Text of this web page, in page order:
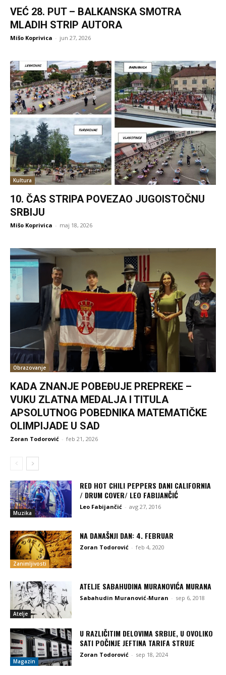
VEĆ 28. PUT – BALKANSKA SMOTRA
MLADIH STRIP AUTORA
Mišo Koprivica - jun 27, 2026
Kultura
10. ČAS STRIPA POVEZAO JUGOISTOČNU
SRBIJU
Mišo Koprivica - maj 18, 2026
Obrazovanje
KADA ZNANJE POBEĐUJE PREPREKE –
VUKU ZLATNA MEDALJA I TITULA
APSOLUTNOG POBEDNIKA MATEMATIČKE
OLIMPIJADE U SAD
Zoran Todorović - feb 21, 2026
Muzika
RED HOT CHILI PEPPERS DANI CALIFORNIA
/ DRUM COVER/ LEO FABIJANČIĆ
Leo Fabijančić - avg 27, 2016
Zanimljivosti
NA DANAŠNJI DAN: 4. FEBRUAR
Zoran Todorović - feb 4, 2020
Atelje
ATELJE SABAHUDINA MURANOVIĆA MURANA
Sabahudin Muranović-Muran - sep 6, 2018
Magazin
U RAZLIČITIM DELOVIMA SRBIJE, U OVOLIKO
SATI POČINJE JEFTINA TARIFA STRUJE
Zoran Todorović - sep 18, 2024